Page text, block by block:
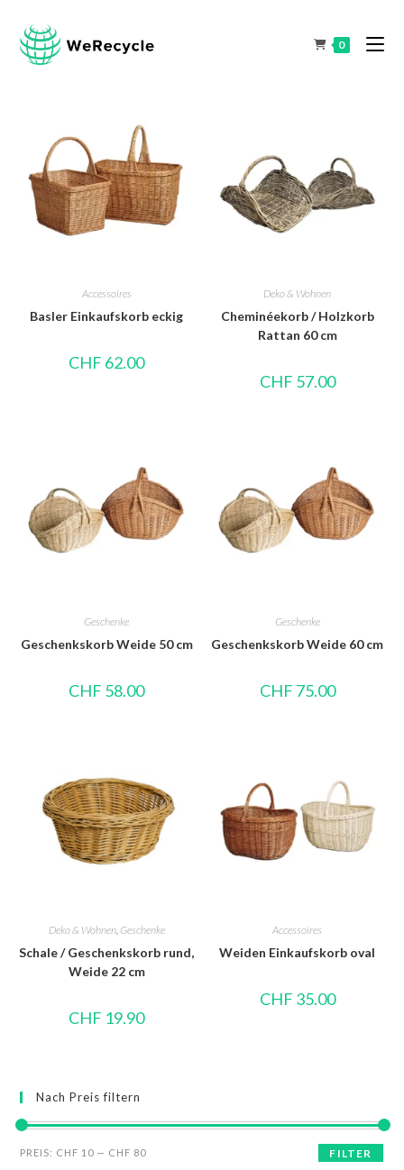
0
Accessoires
Basler Einkaufskorb eckig
CHF 62.00
Deko & Wohnen
Cheminéekorb / Holzkorb
Rattan 60 cm
CHF 57.00
Geschenke
Geschenkskorb Weide 50 cm
CHF 58.00
Geschenke
Geschenkskorb Weide 60 cm
CHF 75.00
Deko & Wohnen, Geschenke
Schale / Geschenkskorb rund,
Weide 22 cm
CHF 19.90
Accessoires
Weiden Einkaufskorb oval
CHF 35.00
Nach Preis filtern
FILTER
PREIS: CHF 10 — CHF 80